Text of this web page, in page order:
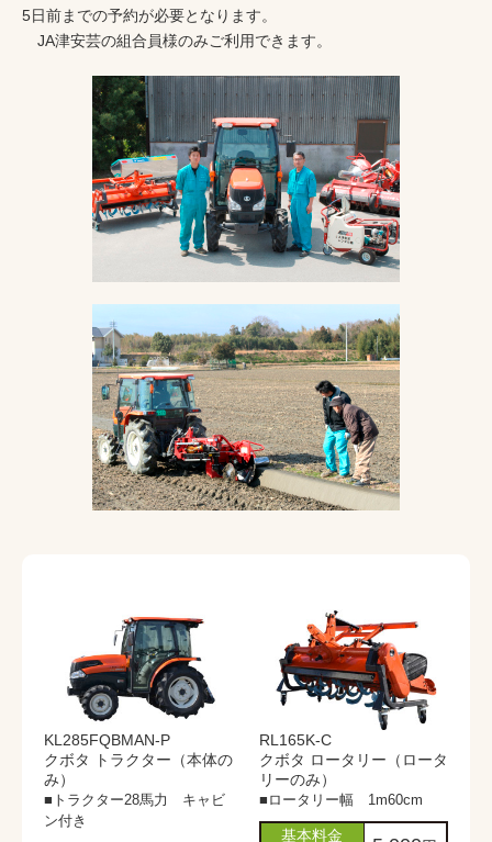
5日前までの予約が必要となります。
JA津安芸の組合員様のみご利用できます。
KL285FQBMAN-P
クボタ トラクター（本体の
み）
■トラクター28馬力 キャビ
ン付き
RL165K-C
クボタ ロータリー（ロータ
リーのみ）
■ロータリー幅 1m60cm
基本料金